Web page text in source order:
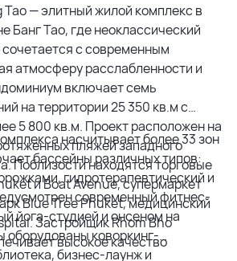
— элитный жилой комплекс в
Банг Тао, где неоклассический
с современным
атмосферу расслабленности и
включает семь
на территории 25 350 кв.м с
5 800 кв.м. Проект расположен на
пляжей западного
Поблизости находятся торговые
и Boat Avenue, супермаркет
Blue Tree Phuket, медицинский
Застройщик Rhom Bho
высокое качество
насчитывает более 33 зон
бассейны различных типов:
гидротерапевтический и
современный фитнес-
йога-студией и онсеном на
оборудованы коворкинг-
бизнес-лаунж и